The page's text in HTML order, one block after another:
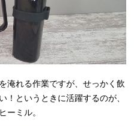
淹れる作業ですが、せっかく飲
！というときに活躍するのが、
ーミル。